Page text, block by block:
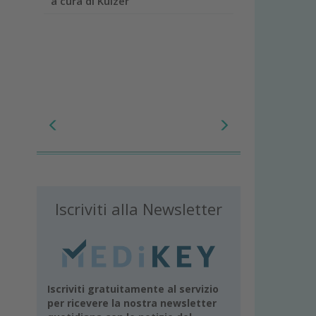
Iscriviti alla Newsletter
Iscriviti gratuitamente al servizio
per ricevere la nostra newsletter